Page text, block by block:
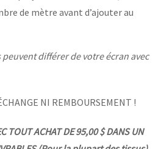
de mètre avant d’ajouter au
peuvent différer de votre écran avec
NI REMBOURSEMENT !
TOUT ACHAT DE 95,00 $ DANS UN